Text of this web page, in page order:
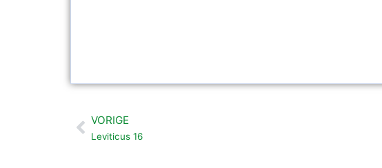
Vorige
VORIGE
Leviticus 16